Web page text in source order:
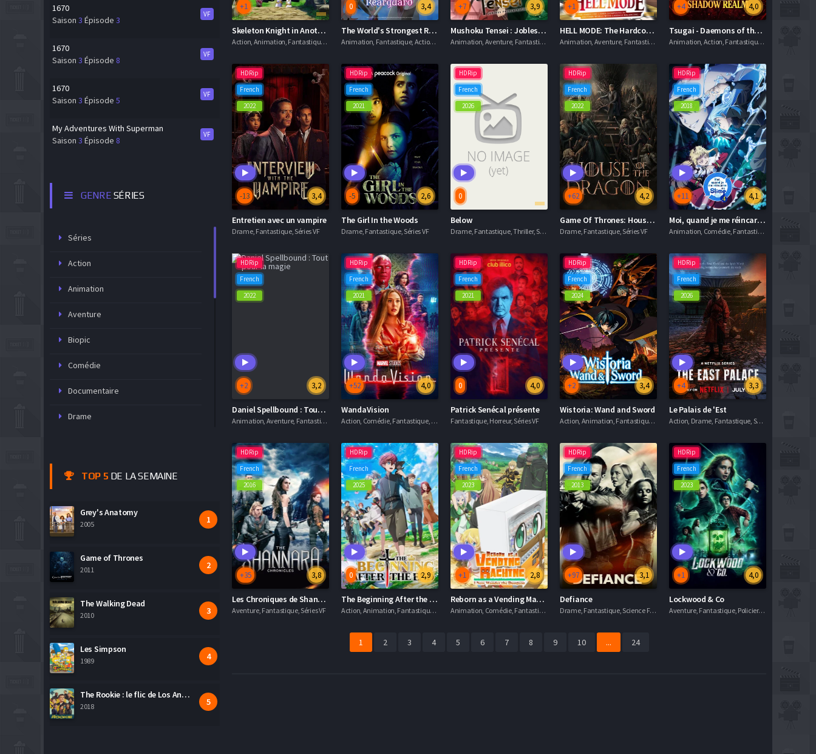
1670
Saison 3 Épisode 3
VF
1670
Saison 3 Épisode 8
VF
1670
Saison 3 Épisode 5
VF
My Adventures With Superman
Saison 3 Épisode 8
VF
GENRE SÉRIES
Séries
Action
Animation
Aventure
Biopic
Comédie
Documentaire
Drame
Historique
Judiciaire
Policier
Romance
Science Fiction
Thriller
Western
TOP 5 DE LA SEMAINE
Grey's Anatomy
2005
Game of Thrones
2011
The Walking Dead
2010
Les Simpson
1989
The Rookie : le flic de Los Angeles
2018
+1
Skeleton Knight in Another World
Action, Animation, Fantastique, Séries VOSTFR
3,4
0
The World's Strongest Rearguard
Animation, Fantastique, Action, Séries VOSTFR
3,9
+7
Mushoku Tensei : Jobless Reincarnation
Animation, Aventure, Fantastique, Séries VF
+1
HELL MODE: The Hardcore Gamer Dominates in Another World with Garbage Balancing
Animation, Aventure, Fantastique, Séries VOSTFR
4,0
+4
Tsugai - Daemons of the Shadow Realm
Animation, Action, Fantastique, Séries VOSTFR
HDRip
French
2022
3,4
-13
Entretien avec un vampire
Drame, Fantastique, Séries VF
HDRip
French
2021
2,6
-5
The Girl In the Woods
Drame, Fantastique, Séries VF
HDRip
French
2026
0
Below
Drame, Fantastique, Thriller, Séries VF
HDRip
French
2022
4,2
+62
Game Of Thrones: House of the Dragon
Drame, Fantastique, Séries VF
HDRip
French
2018
4,1
+11
Moi, quand je me réincarne en Slime
Animation, Comédie, Fantastique, Séries VF
HDRip
French
2022
3,2
+2
Daniel Spellbound : Tout pour la magie
Animation, Aventure, Fantastique, Séries VF
HDRip
French
2021
4,0
+52
WandaVision
Action, Comédie, Fantastique, Séries VF
HDRip
French
2021
4,0
0
Patrick Senécal présente
Fantastique, Horreur, Séries VF
HDRip
French
2024
3,4
+2
Wistoria: Wand and Sword
Action, Animation, Fantastique, Séries VF
HDRip
French
2026
3,3
+4
Le Palais de 'Est
Action, Drame, Fantastique, Séries VF
HDRip
French
2016
3,8
+35
Les Chroniques de Shannara
Aventure, Fantastique, Séries VF
HDRip
French
2025
2,9
0
The Beginning After the End
Action, Animation, Fantastique, Séries VF
HDRip
French
2023
2,8
+1
Reborn as a Vending Machine, I Now Wander the Dungeon
Animation, Comédie, Fantastique, Séries VF
HDRip
French
2013
3,1
+97
Defiance
Drame, Fantastique, Science Fiction, Séries VF
HDRip
French
2023
4,0
+1
Lockwood & Co
Aventure, Fantastique, Policier, Séries VF
1 2 3 4 5 6 7 8 9 10 ... 24